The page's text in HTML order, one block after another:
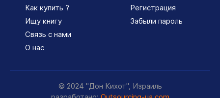
Как купить ?
Ищу книгу
Связь с нами
О нас
Регистрация
Забыли пароль
© 2024 "Дон Кихот", Израиль